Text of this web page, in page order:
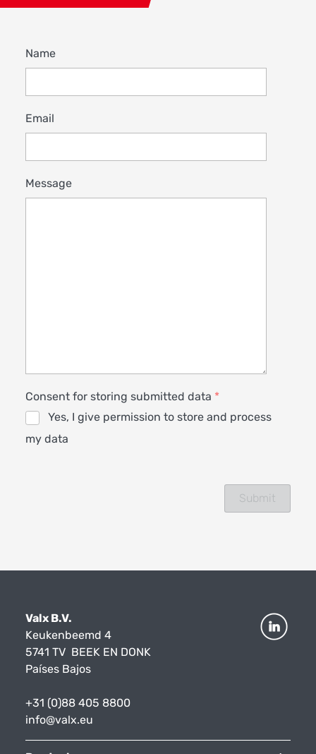
Name
Email
Message
Consent for storing submitted data *
Yes, I give permission to store and process
my data
Valx B.V.
Keukenbeemd 4
5741 TV BEEK EN DONK
Países Bajos
+31 (0)88 405 8800
info@valx.eu